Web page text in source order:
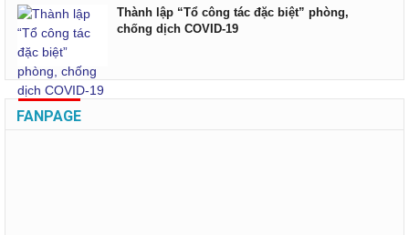
Thành lập “Tổ công tác đặc biệt” phòng,
chống dịch COVID-19
FANPAGE